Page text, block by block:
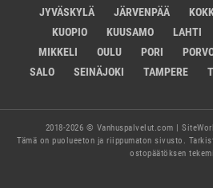
JYVÄSKYLÄ
JÄRVENPÄÄ
KUOPIO
KUUSAMO LAHTI
MIKKELI
OULU PORI
SALO
SEINÄJOKI TAMPERE
2018-2026 © Vanhuspalvelut.com |
Tämä on puolueeton ja riippumaton sivusto.
ostopäätöksen